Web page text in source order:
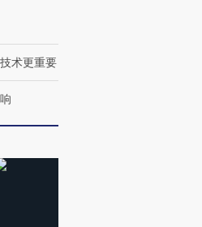
种
度Z世代 用街头抗争将教
术更重要